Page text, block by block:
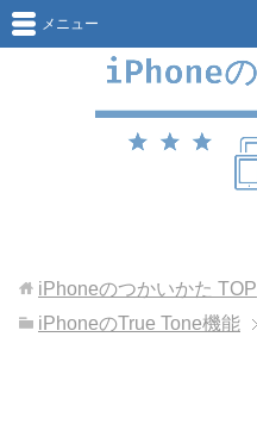
メニュー
iPhoneのつかいかた TOP
iPhoneのTrue Tone機能